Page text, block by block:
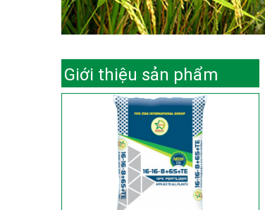
Giới thiệu sản phẩm